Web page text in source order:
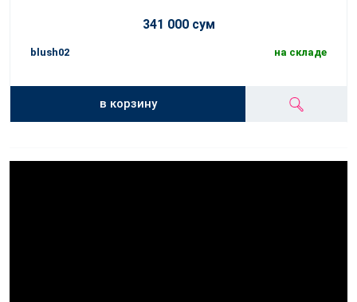
341 000 сум
blush02 на складе
в корзину